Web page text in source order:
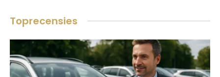
Toprecensies